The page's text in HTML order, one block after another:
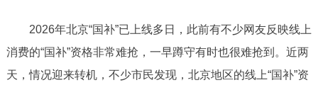
政务公开
市领导 机构职能 政策服务
2026年北京“国补”已上线多日，此前有不少网友反映线上
消费的“国补”资格非常难抢，一早蹲守有时也很难抢到。近两
天，情况迎来转机，不少市民发现，北京地区的线上“国补”资